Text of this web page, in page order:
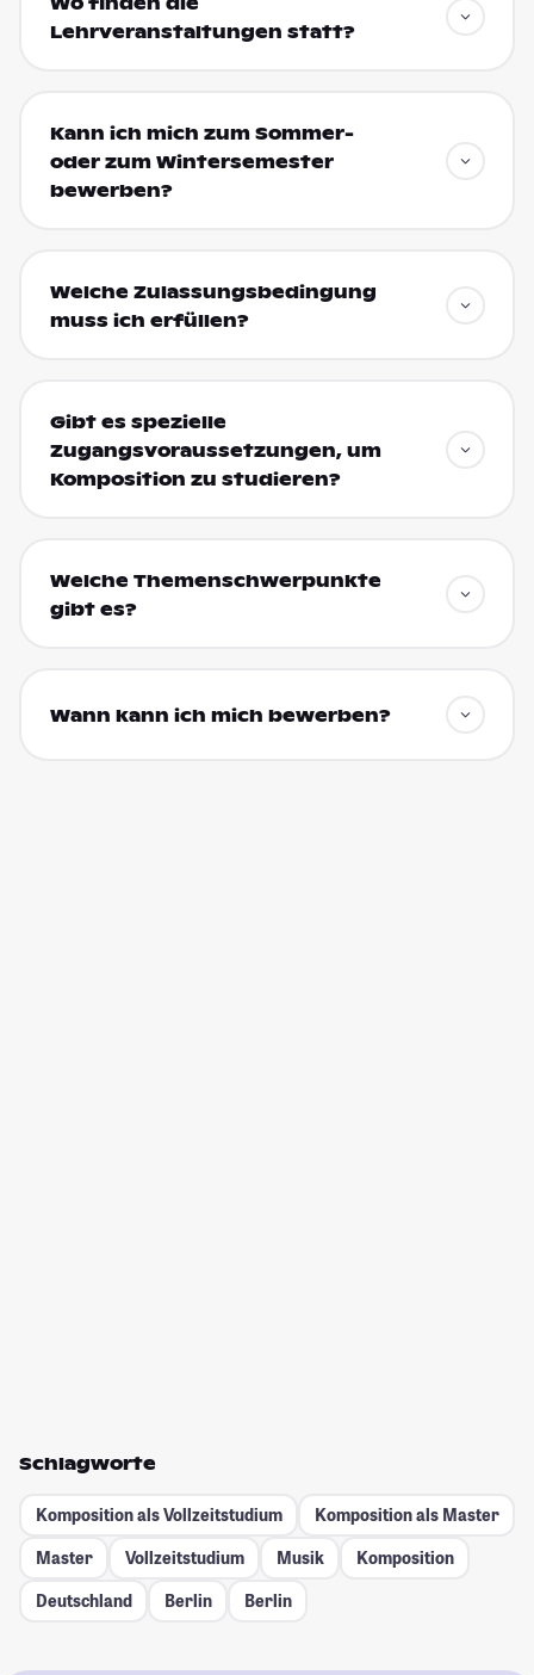
Lehrveranstaltungen statt?
Kann ich mich zum Sommer-
oder zum Wintersemester
bewerben?
Welche Zulassungsbedingung
muss ich erfüllen?
Gibt es spezielle
Zugangsvoraussetzungen, um
Komposition zu studieren?
Welche Themenschwerpunkte
gibt es?
Wann kann ich mich bewerben?
Schlagworte
Komposition als Vollzeitstudium
Komposition als Master
Master
Vollzeitstudium Musik
Komposition
Deutschland
Berlin Berlin